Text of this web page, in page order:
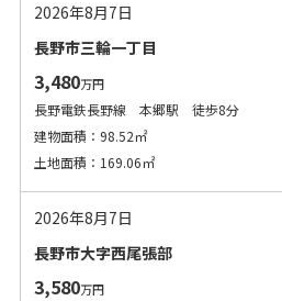
2026年8月7日
長野市三輪一丁目
3,480万円
長野電鉄長野線 本郷駅 徒歩8分
建物面積：98.52㎡
土地面積：169.06㎡
2026年8月7日
長野市大字西尾張部
3,580万円